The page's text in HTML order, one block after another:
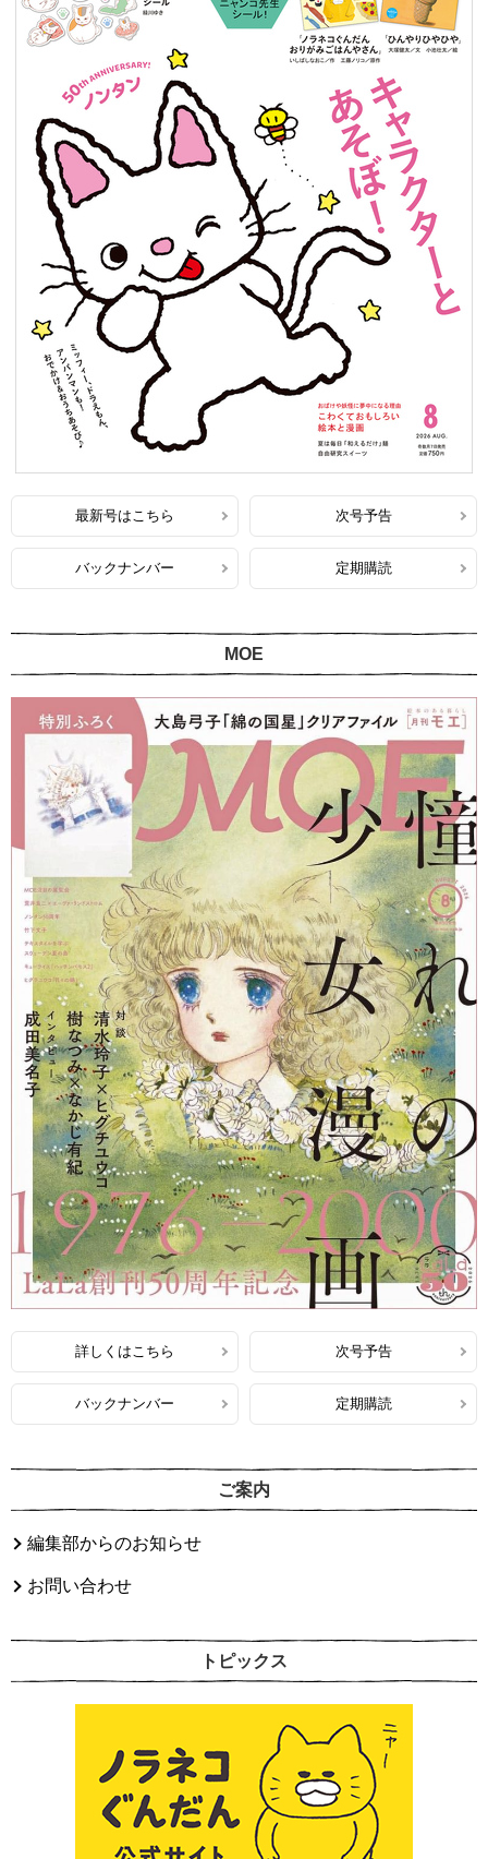
最新号はこちら 次号予告
バックナンバー 定期購読
MOE
詳しくはこちら 次号予告
バックナンバー 定期購読
ご案内
編集部からのお知らせ
お問い合わせ
トピックス